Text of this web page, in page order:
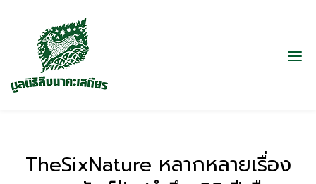
TheSixNature หลากหลายเรื่อง